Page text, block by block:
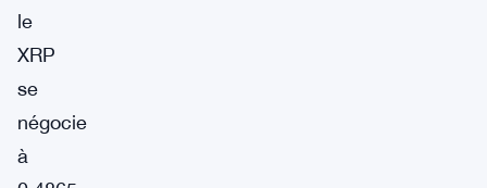
le
XRP
se
négocie
à